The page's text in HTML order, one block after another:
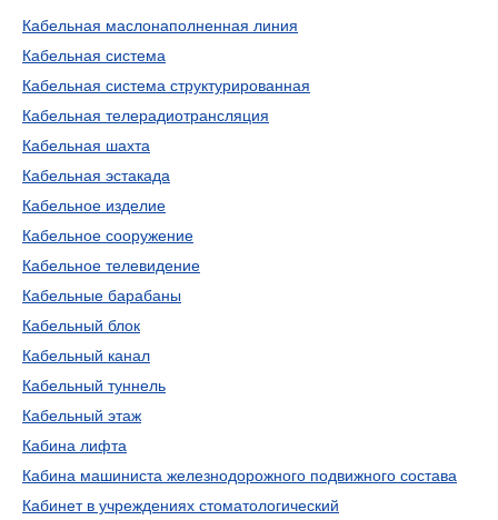
Кабельная маслонаполненная линия
Кабельная система
Кабельная система структурированная
Кабельная телерадиотрансляция
Кабельная шахта
Кабельная эстакада
Кабельное изделие
Кабельное сооружение
Кабельное телевидение
Кабельные барабаны
Кабельный блок
Кабельный канал
Кабельный туннель
Кабельный этаж
Кабина лифта
Кабина машиниста железнодорожного подвижного состава
Кабинет в учреждениях стоматологический